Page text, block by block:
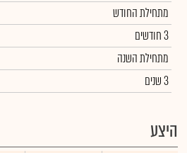
מתחילת החודש
3 חודשים
מתחילת השנה
3 שנים
היצע